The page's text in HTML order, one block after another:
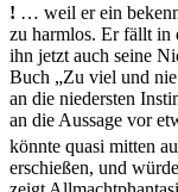
! … weil er ein
zu harmlos. Er fällt in
ihn jetzt auch seine
Buch „Zu viel und
an die niedersten
an die Aussage vor
könnte quasi mitten
erschießen, und